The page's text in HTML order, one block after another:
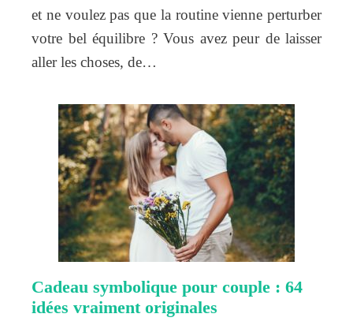
et ne voulez pas que la routine vienne perturber
votre bel équilibre ? Vous avez peur de laisser
aller les choses, de…
Cadeau symbolique pour couple : 64
idées vraiment originales